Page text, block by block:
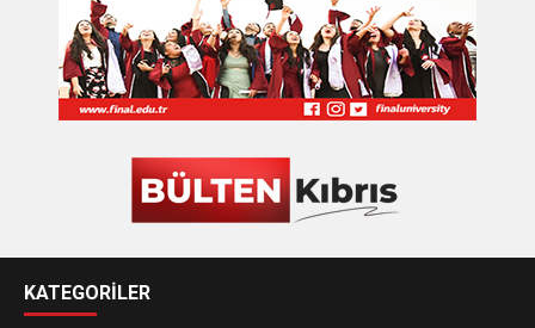
KATEGORİLER